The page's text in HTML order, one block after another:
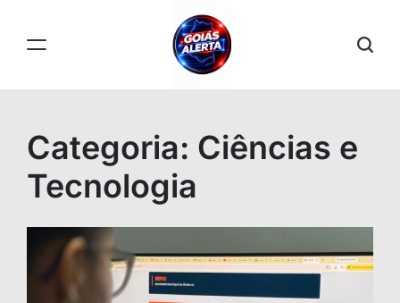
Categoria: Ciências e
Tecnologia